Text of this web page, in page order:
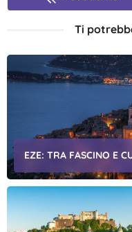
Ti
EZE: TRA FASCINO E